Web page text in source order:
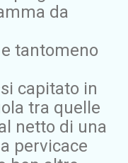
da
tantomeno
capitato in
tra quelle
netto di una
pervicace